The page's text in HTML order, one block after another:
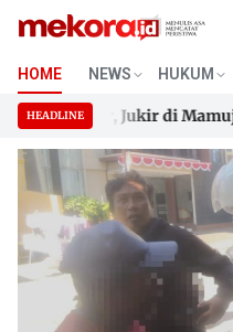
Skip
content
HOME NEWS HUKUM
HEADLINE
Parkir, Jukir di Mamuju
Parkir, Jukir di Mamuju